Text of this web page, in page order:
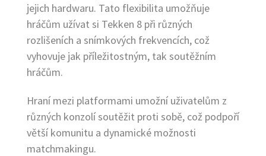
jejich hardwaru. Tato flexibilita umožňuje
hráčům užívat si Tekken 8 při různých
rozlišeních a snímkových frekvencích, což
vyhovuje jak příležitostným, tak soutěžním
hráčům.
Hraní mezi platformami umožní uživatelům z
různých konzolí soutěžit proti sobě, což podpoří
větší komunitu a dynamické možnosti
matchmakingu.